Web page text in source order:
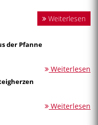
Weiterlesen
der Pfanne
Weiterlesen
Weiterlesen